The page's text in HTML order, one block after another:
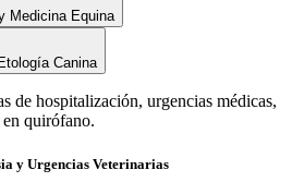
Medicina Equina
Canina
de hospitalización, urgencias médicas,
en quirófano.
y Urgencias Veterinarias